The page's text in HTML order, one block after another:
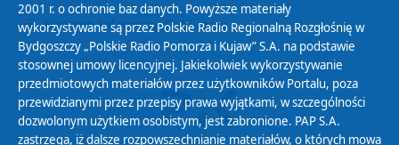
Biuletyn Informacji Publicznej
2001 r. o ochronie baz danych. Powyższe materiały
wykorzystywane są przez Polskie Radio Regionalną Rozgłośnię w
Bydgoszczy „Polskie Radio Pomorza i Kujaw” S.A. na podstawie
stosownej umowy licencyjnej. Jakiekolwiek wykorzystywanie
przedmiotowych materiałów przez użytkowników Portalu, poza
przewidzianymi przez przepisy prawa wyjątkami, w szczególności
dozwolonym użytkiem osobistym, jest zabronione. PAP S.A.
zastrzega, iż dalsze rozpowszechnianie materiałów, o których mowa